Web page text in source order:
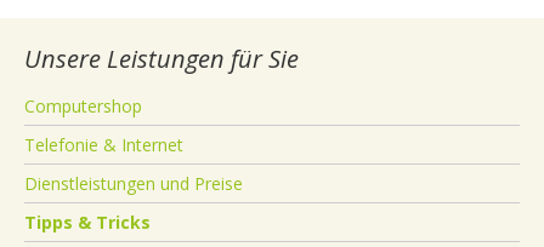
Unsere Leistungen für Sie
Computershop
Telefonie & Internet
Dienstleistungen und Preise
Tipps & Tricks